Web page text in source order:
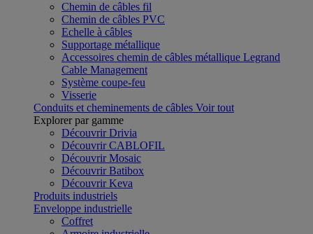
Chemin de câbles fil
Chemin de câbles PVC
Echelle à câbles
Supportage métallique
Accessoires chemin de câbles métallique Legrand
Cable Management
Système coupe-feu
Visserie
Conduits et cheminements de câbles Voir tout
Explorer par gamme
Découvrir Drivia
Découvrir CABLOFIL
Découvrir Mosaic
Découvrir Batibox
Découvrir Keva
Produits industriels
Enveloppe industrielle
Coffret